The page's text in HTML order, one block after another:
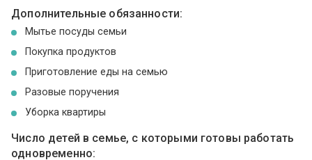
Дополнительные обязанности:
Мытье посуды семьи
Покупка продуктов
Приготовление еды на семью
Разовые поручения
Уборка квартиры
Число детей в семье, с которыми готовы работать
одновременно: